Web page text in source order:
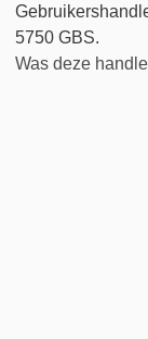
5750 GBS.
Was deze